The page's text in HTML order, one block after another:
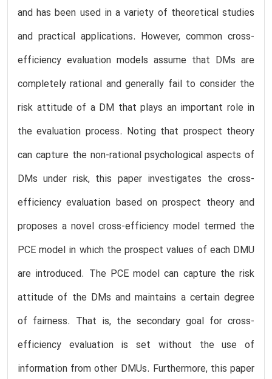
and has been used in a variety of theoretical studies
and practical applications. However, common cross-
efficiency evaluation models assume that DMs are
completely rational and generally fail to consider the
risk attitude of a DM that plays an important role in
the evaluation process. Noting that prospect theory
can capture the non-rational psychological aspects of
DMs under risk, this paper investigates the cross-
efficiency evaluation based on prospect theory and
proposes a novel cross-efficiency model termed the
PCE model in which the prospect values of each DMU
are introduced. The PCE model can capture the risk
attitude of the DMs and maintains a certain degree
of fairness. That is, the secondary goal for cross-
efficiency evaluation is set without the use of
information from other DMUs. Furthermore, this paper